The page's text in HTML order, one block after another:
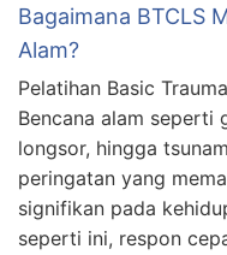
Bagaimana BTCLS
Alam?
Pelatihan Basic
Bencana alam seperti
longsor, hingga
peringatan yang
signifikan pada
seperti ini, respon